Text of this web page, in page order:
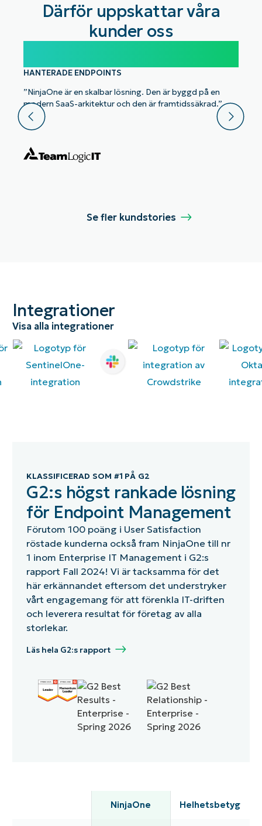
Därför uppskattar våra
kunder oss
HANTERADE ENDPOINTS
”NinjaOne är en skalbar lösning. Den är byggd på en
modern SaaS-arkitektur och den är framtidssäkrad.”
Se fler kundstories
Integrationer
Visa alla integrationer
KLASSIFICERAD SOM #1 PÅ G2
G2:s högst rankade lösning
för Endpoint Management
Förutom 100 poäng i User Satisfaction
röstade kunderna också fram NinjaOne till nr
1 inom Enterprise IT Management i G2:s
rapport Fall 2024! Vi är tacksamma för det
här erkännandet eftersom det understryker
vårt engagemang för att förenkla IT-driften
och leverera resultat för företag av alla
storlekar.
Läs hela G2:s rapport
NinjaOne Helhetsbetyg